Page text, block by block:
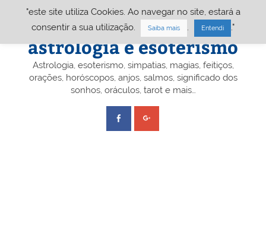
Portal A&E – Portal
astrologia e esoterismo
Astrologia, esoterismo, simpatias, magias, feitiços,
orações, horóscopos, anjos, salmos, significado dos
sonhos, oráculos, tarot e mais…
"este site utiliza Cookies. Ao navegar no site, estará a
consentir a sua utilização.
Saiba mais Entendi ."